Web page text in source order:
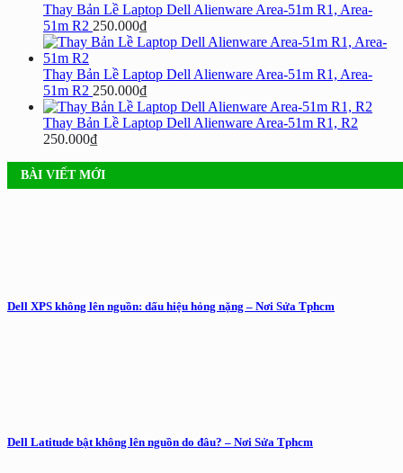
Thay Bản Lề Laptop Dell Alienware Area-51m R1, Area-
51m R2 250.000₫
Thay Bản Lề Laptop Dell Alienware Area-51m R1, Area-
51m R2 250.000₫
Thay Bản Lề Laptop Dell Alienware Area-51m R1, R2
250.000₫
BÀI VIẾT MỚI
Dell XPS không lên nguồn: dấu hiệu hỏng nặng – Nơi Sửa Tphcm
Dell Latitude bật không lên nguồn do đâu? – Nơi Sửa Tphcm